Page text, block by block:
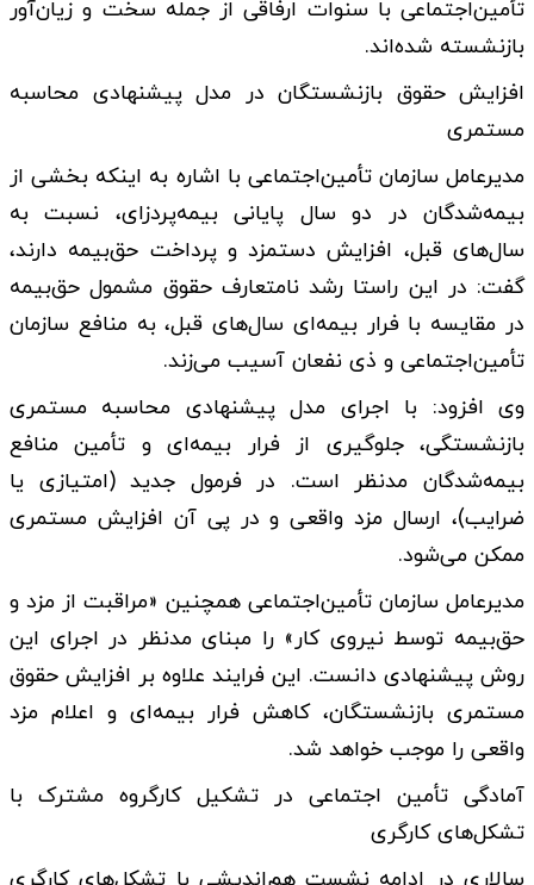
تأمین‌اجتماعی با سنوات ارفاقی از جمله سخت‌ و زیان‌آور
بازنشسته شده‌اند.
افزایش حقوق بازنشستگان در مدل پیشنهادی محاسبه
مستمری
مدیرعامل سازمان تأمین‌اجتماعی با اشاره به اینکه بخشی از
بیمه‌شدگان در دو سال پایانی بیمه‌پردزای، نسبت به
سال‌های قبل، افزایش دستمزد و پرداخت حق‌بیمه دارند،
گفت: در این راستا رشد نامتعارف حقوق مشمول حق‌بیمه
در مقایسه با فرار بیمه‌ای سال‌های قبل، به منافع سازمان
تأمین‌اجتماعی و ذی نفعان آسیب می‌زند.
وی افزود: با اجرای مدل پیشنهادی محاسبه مستمری
بازنشستگی، جلوگیری از فرار بیمه‌ای و تأمین منافع
بیمه‌شدگان مدنظر است. در فرمول جدید (امتیازی یا
ضرایب)، ارسال مزد واقعی و در پی آن افزایش مستمری
ممکن می‌شود.
مدیرعامل سازمان تأمین‌اجتماعی همچنین «مراقبت از مزد و
حق‌بیمه توسط نیروی کار» را مبنای مدنظر در اجرای این
روش پیشنهادی دانست. این فرایند علاوه بر افزایش حقوق
مستمری بازنشستگان، کاهش فرار بیمه‌ای و اعلام مزد
واقعی را موجب خواهد شد.
آمادگی تأمین اجتماعی در تشکیل کارگروه مشترک با
تشکل‌های کارگری